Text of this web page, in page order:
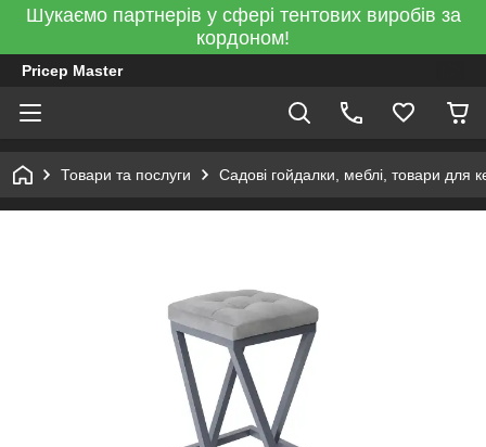
Шукаємо партнерів у сфері тентових виробів за
кордоном!
Pricep Master
Товари та послуги Садові гойдалки, меблі, товари для